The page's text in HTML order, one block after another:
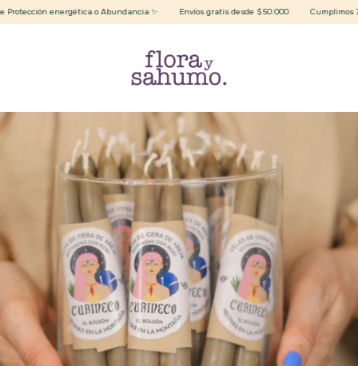
energética o Abundancia ✨ Envíos gratis desde $50.000 Cumplimos 7